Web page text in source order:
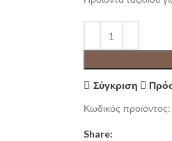
Σύγκριση
Κωδικός προϊόντος:
Share: